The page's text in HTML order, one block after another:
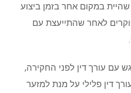
במקום אחר בזמן ביצוע
לאחר שהתייעצת עם
עם עורך דין לפני החקירה,
דין פלילי על מנת למזער